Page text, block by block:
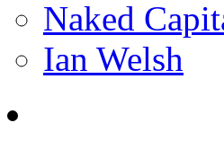
Naked
Ian Welsh